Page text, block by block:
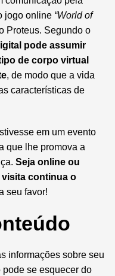
jogo online “World of
Proteus. Segundo o
pode assumir
de corpo virtual
, de modo que a vida
características de
em um evento
que lhe promova a
Seja online ou
visita continua o
seu favor!
informações sobre seu
se esquecer do